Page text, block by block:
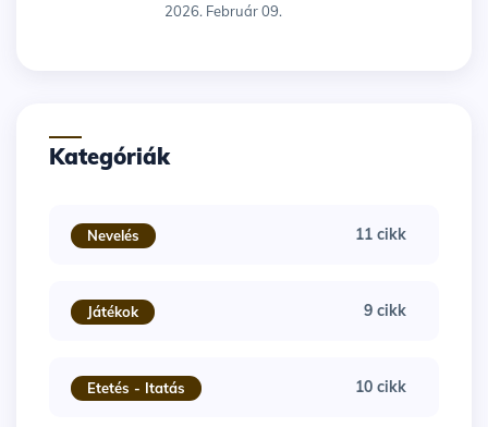
2026. Február 09.
Kategóriák
Nevelés 11 cikk
Játékok 9 cikk
Etetés - Itatás 10 cikk